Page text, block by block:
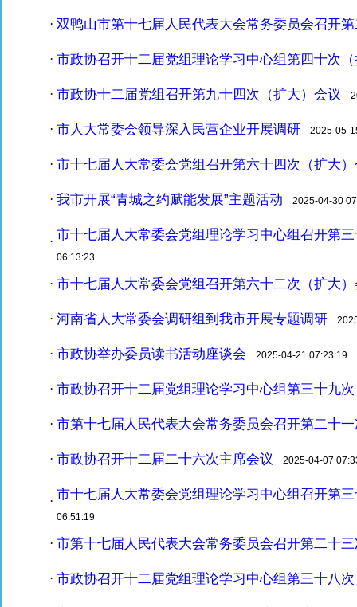
· 双鸭山市第十七届人民代表大会常务委员会召开
· 市政协召开十二届党组理论学习中心组第四十次
· 市政协十二届党组召开第九十四次（扩大）会议
· 市人大常委会领导深入民营企业开展调研 2025-05-
· 市十七届人大常委会党组召开第六十四次（扩大
· 我市开展“青城之约赋能发展”主题活动 2025-04-30
· 市十七届人大常委会党组理论学习中心组召开第
06:13:23
· 市十七届人大常委会党组召开第六十二次（扩大
· 河南省人大常委会调研组到我市开展专题调研
· 市政协举办委员读书活动座谈会 2025-04-21 07:23:19
· 市政协召开十二届党组理论学习中心组第三十九
· 市第十七届人民代表大会常务委员会召开第二十
· 市政协召开十二届二十六次主席会议 2025-04-07
· 市十七届人大常委会党组理论学习中心组召开第
06:51:19
· 市第十七届人民代表大会常务委员会召开第二十
· 市政协召开十二届党组理论学习中心组第三十八